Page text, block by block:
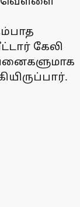
கேலி